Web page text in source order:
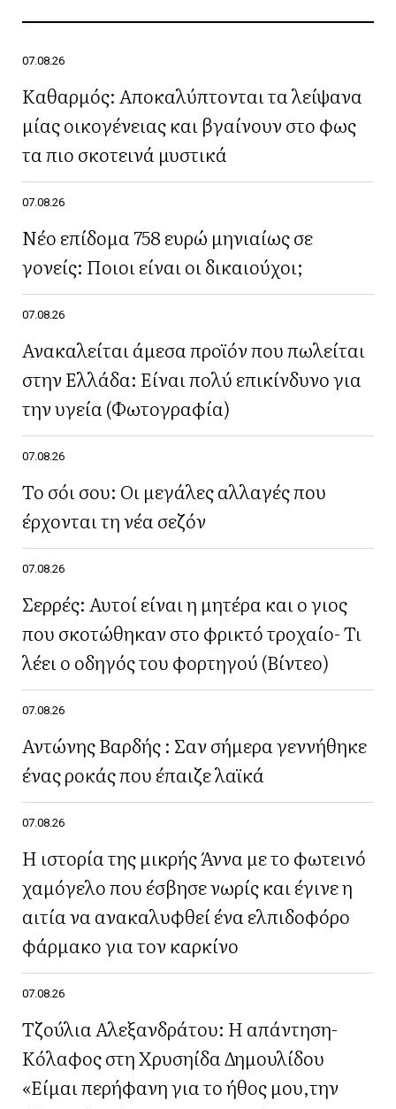
07.08.26
Καθαρμός: Αποκαλύπτονται τα λείψανα
μίας οικογένειας και βγαίνουν στο φως
τα πιο σκοτεινά μυστικά
07.08.26
Νέο επίδομα 758 ευρώ μηνιαίως σε
γονείς: Ποιοι είναι οι δικαιούχοι;
07.08.26
Ανακαλείται άμεσα προϊόν που πωλείται
στην Ελλάδα: Είναι πολύ επικίνδυνο για
την υγεία (Φωτογραφία)
07.08.26
Το σόι σου: Οι μεγάλες αλλαγές που
έρχονται τη νέα σεζόν
07.08.26
Σερρές: Αυτοί είναι η μητέρα και ο γιος
που σκοτώθηκαν στο φρικτό τροχαίο- Τι
λέει ο οδηγός του φορτηγού (Βίντεο)
07.08.26
Αντώνης Βαρδής : Σαν σήμερα γεννήθηκε
ένας ροκάς που έπαιζε λαϊκά
07.08.26
Η ιστορία της μικρής Άννα με το φωτεινό
χαμόγελο που έσβησε νωρίς και έγινε η
αιτία να ανακαλυφθεί ένα ελπιδοφόρο
φάρμακο για τον καρκίνο
07.08.26
Τζούλια Αλεξανδράτου: Η απάντηση-
Κόλαφος στη Χρυσηίδα Δημουλίδου
«Είμαι περήφανη για το ήθος μου,την